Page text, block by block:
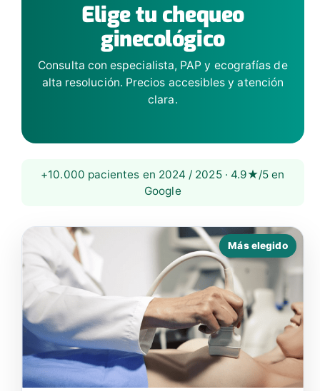
Elige tu chequeo
ginecológico
Consulta con especialista, PAP y ecografías de
alta resolución. Precios accesibles y atención
clara.
+10.000 pacientes en 2024 / 2025 · 4.9★/5 en
Google
Más elegido